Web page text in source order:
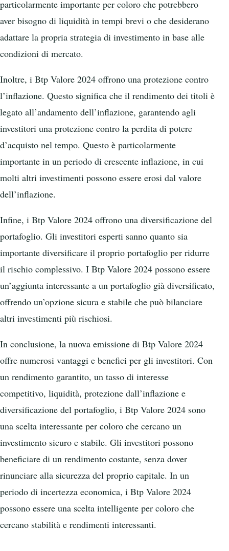
particolarmente importante per coloro che potrebbero
aver bisogno di liquidità in tempi brevi o che desiderano
adattare la propria strategia di investimento in base alle
condizioni di mercato.
Inoltre, i Btp Valore 2024 offrono una protezione contro
l’inflazione. Questo significa che il rendimento dei titoli è
legato all’andamento dell’inflazione, garantendo agli
investitori una protezione contro la perdita di potere
d’acquisto nel tempo. Questo è particolarmente
importante in un periodo di crescente inflazione, in cui
molti altri investimenti possono essere erosi dal valore
dell’inflazione.
Infine, i Btp Valore 2024 offrono una diversificazione del
portafoglio. Gli investitori esperti sanno quanto sia
importante diversificare il proprio portafoglio per ridurre
il rischio complessivo. I Btp Valore 2024 possono essere
un’aggiunta interessante a un portafoglio già diversificato,
offrendo un’opzione sicura e stabile che può bilanciare
altri investimenti più rischiosi.
In conclusione, la nuova emissione di Btp Valore 2024
offre numerosi vantaggi e benefici per gli investitori. Con
un rendimento garantito, un tasso di interesse
competitivo, liquidità, protezione dall’inflazione e
diversificazione del portafoglio, i Btp Valore 2024 sono
una scelta interessante per coloro che cercano un
investimento sicuro e stabile. Gli investitori possono
beneficiare di un rendimento costante, senza dover
rinunciare alla sicurezza del proprio capitale. In un
periodo di incertezza economica, i Btp Valore 2024
possono essere una scelta intelligente per coloro che
cercano stabilità e rendimenti interessanti.